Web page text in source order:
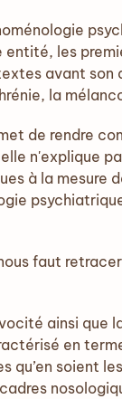
les
avant
la
de rendre
n'explique
à la mesure
faut
ainsi que
en
qu’en soient